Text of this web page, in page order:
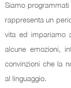
Siamo
rappresenta un
vita ed impariamo
alcune emozioni,
convinzioni che la
al linguaggio.